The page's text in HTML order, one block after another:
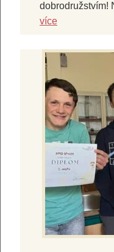
dobrodružstvím!
více